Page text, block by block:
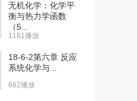
第二定
09:08
第二定
12:51
无机化学：化学平
衡与热力学函数
（5...
1181播放
18-6-2第六章 反应
系统化学与...
662播放